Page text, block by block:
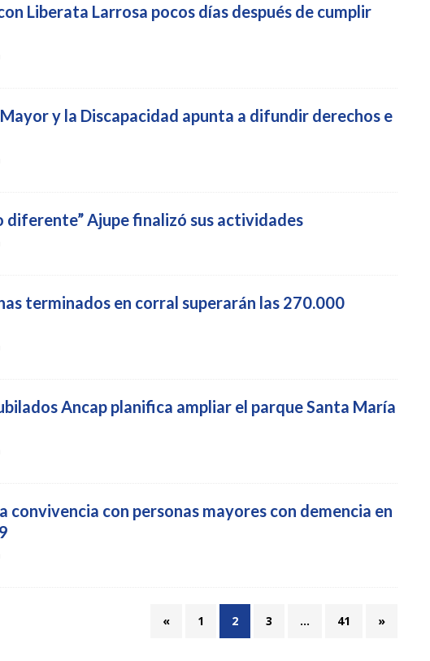
Liberata Larrosa pocos días después de cumplir
y la Discapacidad apunta a difundir derechos e
diferente” Ajupe finalizó sus actividades
terminados en corral superarán las 270.000
Ancap planifica ampliar el parque Santa María
convivencia con personas mayores con demencia en
« 1 2 3 … 41 »